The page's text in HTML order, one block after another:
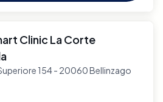
Clinic La Corte
154 - 20060 Bellinzago